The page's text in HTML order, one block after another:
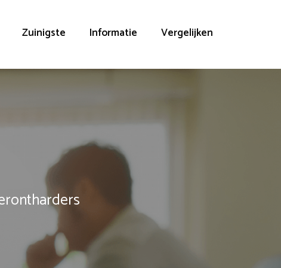
Zuinigste Informatie Vergelijken